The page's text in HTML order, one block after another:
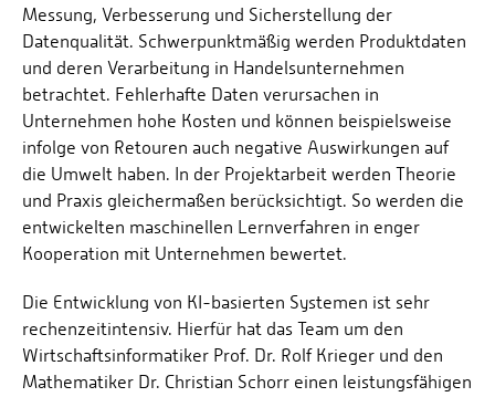
Messung, Verbesserung und Sicherstellung der
Datenqualität. Schwerpunktmäßig werden Produktdaten
und deren Verarbeitung in Handelsunternehmen
betrachtet. Fehlerhafte Daten verursachen in
Unternehmen hohe Kosten und können beispielsweise
infolge von Retouren auch negative Auswirkungen auf
die Umwelt haben. In der Projektarbeit werden Theorie
und Praxis gleichermaßen berücksichtigt. So werden die
entwickelten maschinellen Lernverfahren in enger
Kooperation mit Unternehmen bewertet.
Die Entwicklung von KI-basierten Systemen ist sehr
rechenzeitintensiv. Hierfür hat das Team um den
Wirtschaftsinformatiker Prof. Dr. Rolf Krieger und den
Mathematiker Dr. Christian Schorr einen leistungsfähigen